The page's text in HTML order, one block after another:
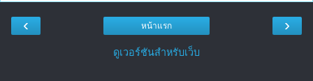
‹ ›
หน้าแรก
ดูเวอร์ชันสำหรับเว็บ